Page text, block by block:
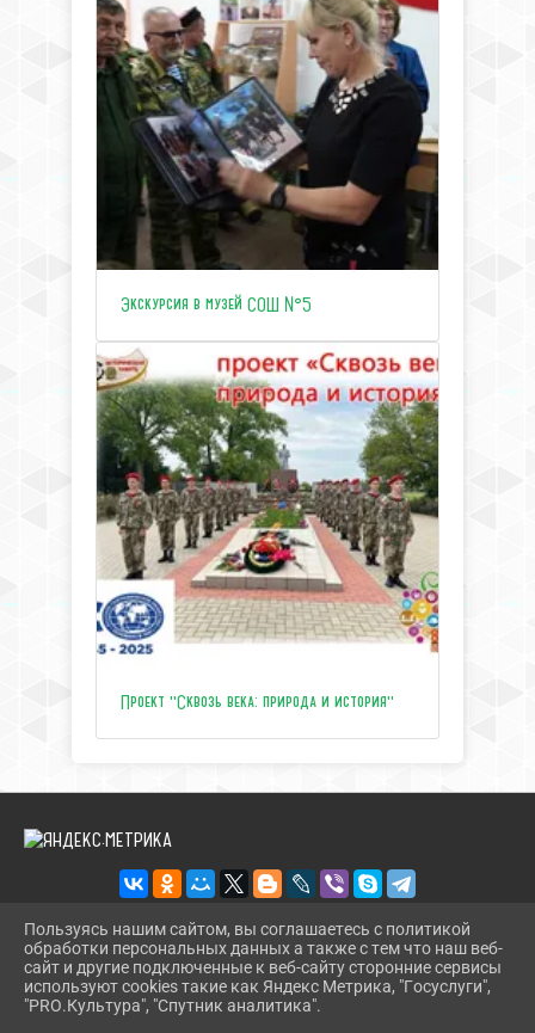
Экскурсия в музей СОШ №5
Проект "Сквозь века: природа и история"
2026 Г. ЦЕНТРТУРИЗМАТЕМРЮК.РФ
ВХОД
КАРТА САЙТА
Пользуясь нашим сайтом, вы соглашаетесь с политикой
обработки персональных данных а также с тем что наш веб-
сайт и другие подключенные к веб-сайту сторонние сервисы
используют cookies такие как Яндекс Метрика, "Госуслуги",
"PRO.Культура", "Спутник аналитика".